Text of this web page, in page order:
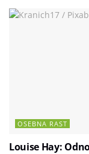
OSEBNA RAST
Louise Hay: